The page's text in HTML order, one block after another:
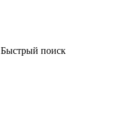
Быстрый поиск